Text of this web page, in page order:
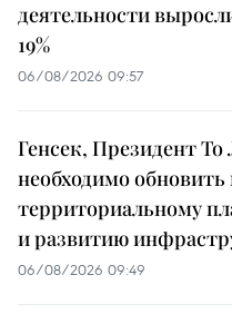
деятельности
19%
06/08/2026 09:57
Генсек, Президент То
необходимо обновить
территориальному
и развитию
06/08/2026 09:49